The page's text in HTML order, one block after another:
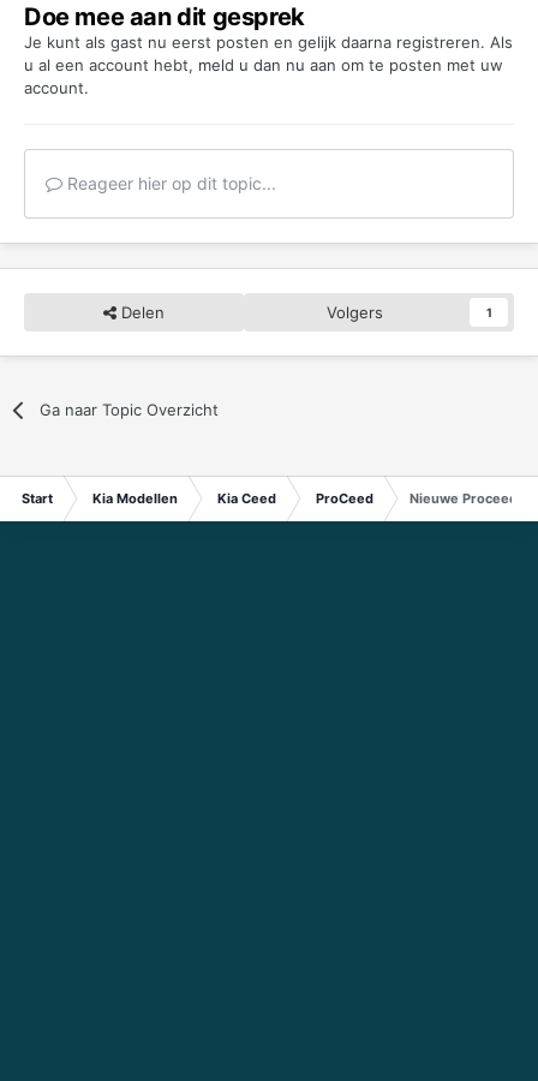
Doe mee aan dit gesprek
Je kunt als gast nu eerst posten en gelijk daarna registreren. Als
u al een account hebt, meld u dan nu aan om te posten met uw
account.
Reageer hier op dit topic...
Delen Volgers 1
Ga naar Topic Overzicht
Start Kia Modellen Kia Ceed ProCeed Nieuwe Proceed